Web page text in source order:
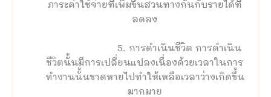
ภาระค่าใช้จ่ายที่เพิ่มขึ้นสวนทางกันกับรายได้ที่
ลดลง
5. การดำเนินชีวิต การดำเนิน
ชีวิตนั้นมีการเปลี่ยนแปลงเนื่องด้วยเวลาในการ
ทำงานนั้นขาดหายไปทำให้เหลือเวลาว่างเกิดขึ้น
มากมาย